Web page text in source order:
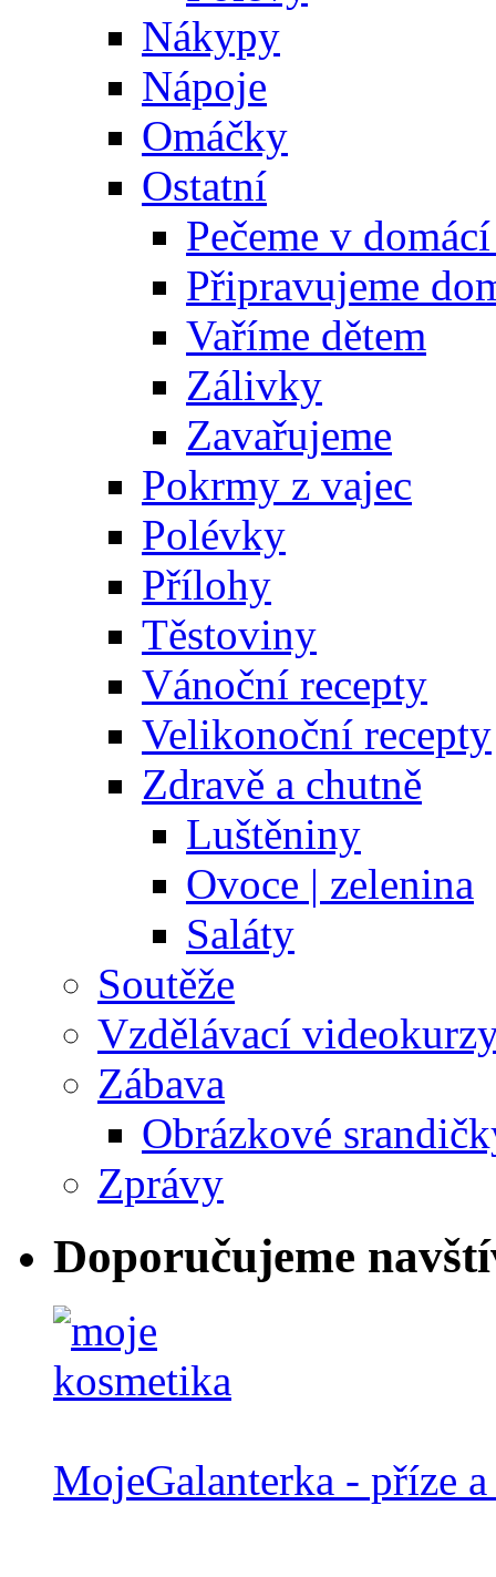
Nákypy
Nápoje
Omáčky
Ostatní
Pečeme v
Připravujeme
Vaříme dětem
Zálivky
Zavařujeme
Pokrmy z vajec
Polévky
Přílohy
Těstoviny
Vánoční recepty
Velikonoční recepty
Zdravě a chutně
Luštěniny
Ovoce | zelenina
Saláty
Soutěže
Vzdělávací
Zábava
Obrázkové
Zprávy
Doporučujeme
MojeGalanterka - příze